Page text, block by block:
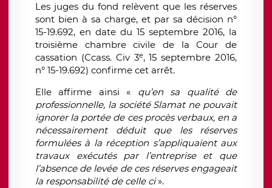
Les juges du fond relèvent que les réserves
sont bien à sa charge, et par sa décision n°
15-19.692, en date du 15 septembre 2016, la
troisième chambre civile de la Cour de
cassation (Ccass. Civ 3e, 15 septembre 2016,
n° 15-19.692) confirme cet arrêt.
Elle affirme ainsi « qu’en sa qualité de
professionnelle, la société Slamat ne pouvait
ignorer la portée de ces procès verbaux, en a
nécessairement déduit que les réserves
formulées à la réception s’appliquaient aux
travaux exécutés par l’entreprise et que
l’absence de levée de ces réserves engageait
la responsabilité de celle ci».